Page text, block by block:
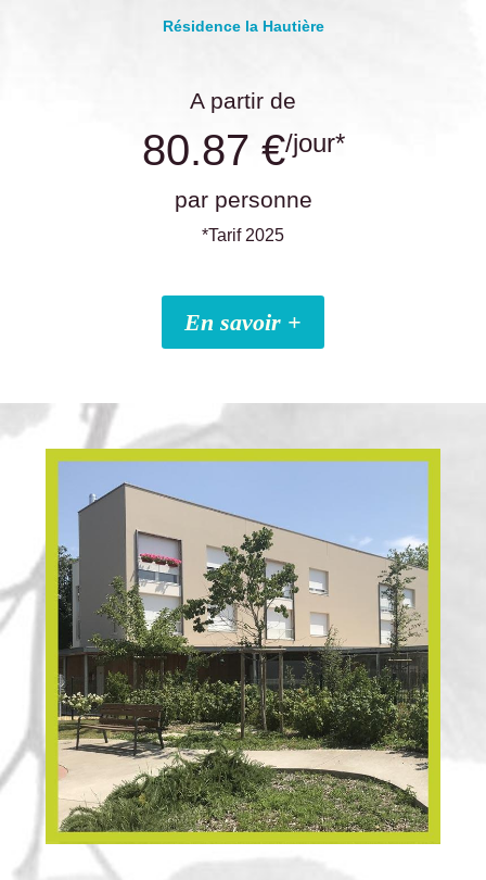
Résidence la Hautière
A partir de
80.87 €/jour*
par personne
*Tarif 2025
En savoir +